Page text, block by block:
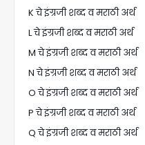
K चे इंग्रजी शब्द व मराठी अर्थ
L चे इंग्रजी शब्द व मराठी अर्थ
M चे इंग्रजी शब्द व मराठी अर्थ
N चे इंग्रजी शब्द व मराठी अर्थ
O चे इंग्रजी शब्द व मराठी अर्थ
P चे इंग्रजी शब्द व मराठी अर्थ
Q चे इंग्रजी शब्द व मराठी अर्थ